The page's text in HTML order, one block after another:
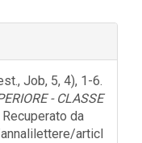
Job, 5, 4), 1-6.
- CLASSE
Recuperato da
articl